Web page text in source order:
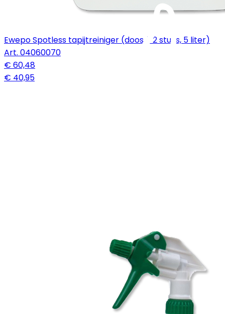
Ewepo Spotless tapijtreiniger (doos à 2 stuks, 5 liter)
Art. 04060070
€ 60,48
€ 40,95